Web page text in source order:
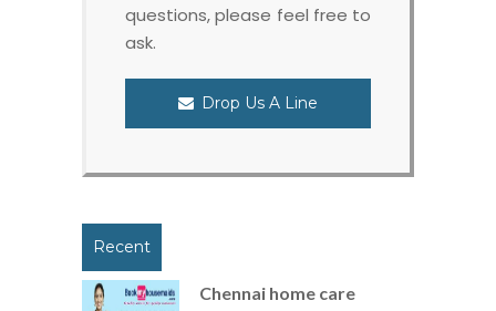
questions, please feel free to
ask.
Drop Us A Line
Recent
Chennai home care